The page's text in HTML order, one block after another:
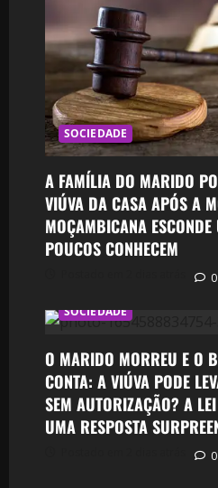
SOCIEDADE
A FAMÍLIA DO MARIDO
VIÚVA DA CASA APÓS A
MOÇAMBICANA
POUCOS CONHECEM
0
SOCIEDADE
O MARIDO MORREU E O
CONTA: A VIÚVA PODE
SEM AUTORIZAÇÃO? A
UMA RESPOSTA
0